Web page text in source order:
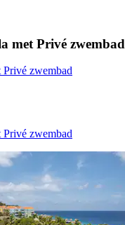
met Privé zwembad
zwembad
zwembad